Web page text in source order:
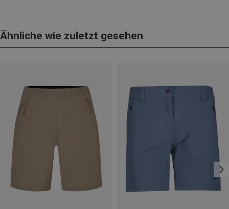
Ähnliche wie zuletzt gesehen